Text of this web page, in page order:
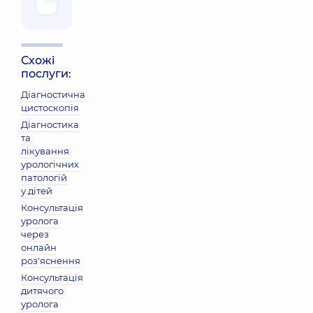
Схожі
послуги:
Діагностична
цистоскопія
Діагностика
та
лікування
урологічних
патологій
у дітей
Консультація
уролога
через
онлайн
роз'яснення
Консультація
дитячого
уролога